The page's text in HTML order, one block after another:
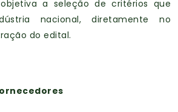
a seleção de critérios que
nacional, diretamente no
do edital.